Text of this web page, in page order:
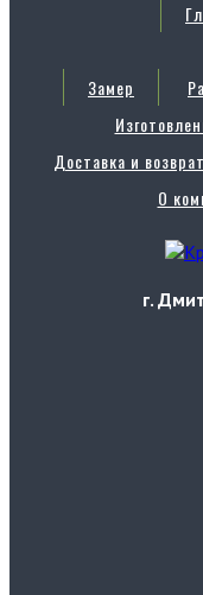
Замер
Доставка и возврат
О
г.